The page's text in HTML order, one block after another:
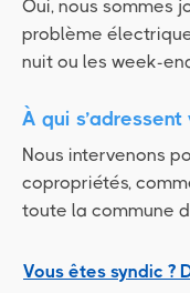
Oui, nous sommes
problème
nuit ou les week-
À qui
Nous intervenons
copropriétés,
toute la commune
Vous êtes syndic ?